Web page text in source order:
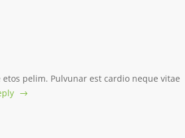
pelim. Pulvunar est cardio neque vitae